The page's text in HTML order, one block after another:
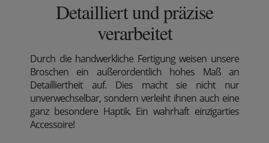
Detailliert und präzise
verarbeitet
Durch die handwerkliche Fertigung weisen unsere
Broschen ein außerordentlich hohes Maß an
Detailliertheit auf. Dies macht sie nicht nur
unverwechselbar, sondern verleiht ihnen auch eine
ganz besondere Haptik. Ein wahrhaft einzigarties
Accessoire!